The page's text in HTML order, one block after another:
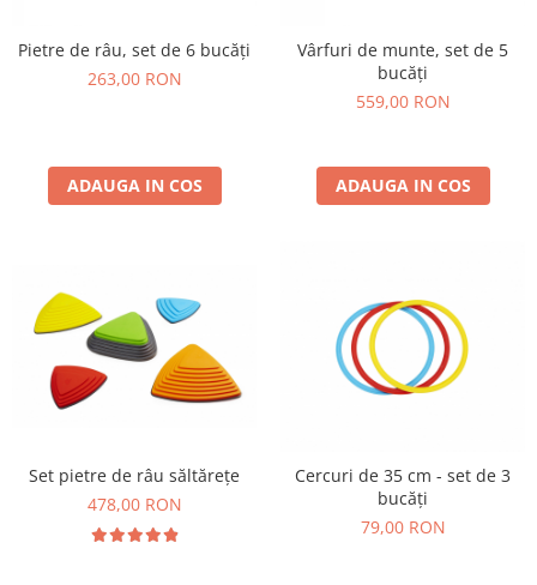
Recunoasterea formelor
Diverse jucarii educative
Mobilier gradinita
Montessori
Spații de joacă
Educatie inovativa
Comunicare
Dezvoltare timpurie
Experimente
Pietre de râu, set de 6 bucăți
263,00 RON
ADAUGA IN COS
Vârfuri de munte, set de 5
bucăți
559,00 RON
ADAUGA IN COS
Set pietre de râu săltărețe
478,00 RON
Cercuri de 35 cm - set de 3
bucăți
79,00 RON